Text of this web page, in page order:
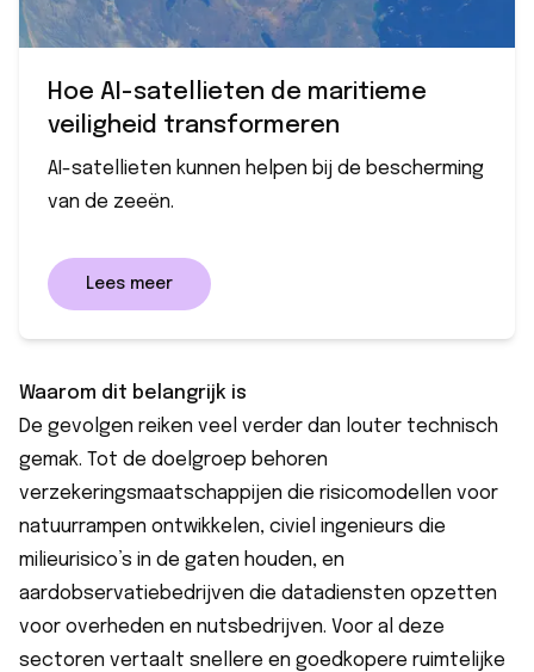
Hoe AI-satellieten de maritieme
veiligheid transformeren
AI-satellieten kunnen helpen bij de bescherming
van de zeeën.
Lees meer
Waarom dit belangrijk is
De gevolgen reiken veel verder dan louter technisch
gemak. Tot de doelgroep behoren
verzekeringsmaatschappijen die risicomodellen voor
natuurrampen ontwikkelen, civiel ingenieurs die
milieurisico’s in de gaten houden, en
aardobservatiebedrijven die datadiensten opzetten
voor overheden en nutsbedrijven. Voor al deze
sectoren vertaalt snellere en goedkopere ruimtelijke